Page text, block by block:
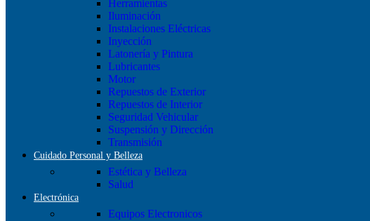
Herramientas
Iluminación
Instalaciones Eléctricas
Inyección
Latonería y Pintura
Lubricantes
Motor
Repuestos de Exterior
Repuestos de Interior
Seguridad Vehicular
Suspensión y Dirección
Transmisión
Cuidado Personal y Belleza
Estética y Belleza
Salud
Electrónica
Equipos Electronicos